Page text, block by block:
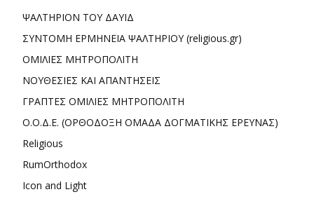
ΨΑΛΤΗΡΙΟΝ ΤΟΥ ΔΑΥΙΔ
ΣΥΝΤΟΜΗ ΕΡΜΗΝΕΙΑ ΨΑΛΤΗΡΙΟΥ (religious.gr)
ΟΜΙΛΙΕΣ ΜΗΤΡΟΠΟΛΙΤΗ
ΝΟΥΘΕΣΙΕΣ ΚΑΙ ΑΠΑΝΤΗΣΕΙΣ
ΓΡΑΠΤΕΣ ΟΜΙΛΙΕΣ ΜΗΤΡΟΠΟΛΙΤΗ
Ο.Ο.Δ.Ε. (ΟΡΘΟΔΟΞΗ ΟΜΑΔΑ ΔΟΓΜΑΤΙΚΗΣ ΕΡΕΥΝΑΣ)
Religious
RumOrthodox
Icon and Light